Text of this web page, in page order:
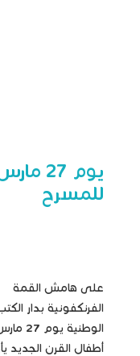
يوم
للمسرح
على هامش القمة
الفرنكفونية بدار
الوطنية يوم
أطفال القرن الجديد